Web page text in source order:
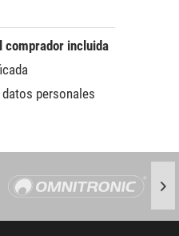
comprador incluida
personales